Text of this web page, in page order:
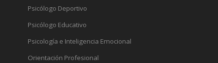
Psicólogo Deportivo
Psicólogo Educativo
Psicología e Inteligencia Emocional
Orientación Profesional